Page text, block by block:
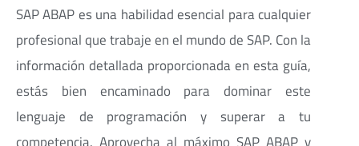
SAP ABAP es una habilidad esencial para cualquier
profesional que trabaje en el mundo de SAP. Con la
información detallada proporcionada en esta guía,
estás bien encaminado para dominar este
lenguaje de programación y superar a tu
competencia. Aprovecha al máximo SAP ABAP y